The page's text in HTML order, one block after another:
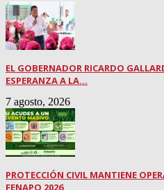
EL GOBERNADOR RICARDO
ESPERANZA A LA...
7 agosto, 2026
PROTECCIÓN CIVIL MANTIENE
FENAPO 2026